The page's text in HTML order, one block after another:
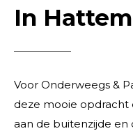
In
Voor Onderweegs &
deze mooie opdracht
aan de buitenzijde